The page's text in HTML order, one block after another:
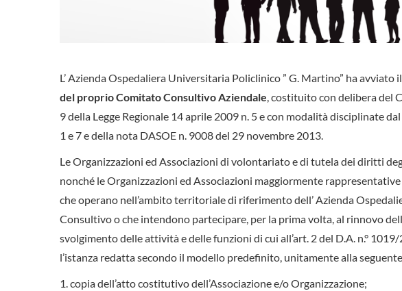
L’ Azienda Ospedaliera Universitaria Policlinico ” G. Martino” ha avviato
del proprio Comitato Consultivo Aziendale, costituito con delibera del
9 della Legge Regionale 14 aprile 2009 n. 5 e con modalità disciplinate
1 e 7 e della nota DASOE n. 9008 del 29 novembre 2013.
Le Organizzazioni ed Associazioni di volontariato e di tutela dei diritti
nonché le Organizzazioni ed Associazioni maggiormente
che operano nell’ambito territoriale di riferimento dell’ Azienda
Consultivo o che intendono partecipare, per la prima volta, al rinnovo
svolgimento delle attività e delle funzioni di cui all’art. 2 del D.A. n.°
l’istanza redatta secondo il modello predefinito, unitamente alla
copia dell’atto costitutivo dell’Associazione e/o Organizzazione;